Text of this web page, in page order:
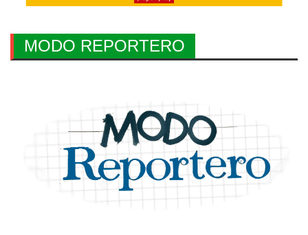
MODO REPORTERO